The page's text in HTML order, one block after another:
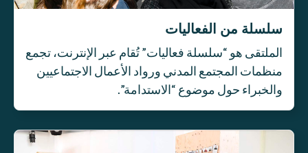
سلسلة من الفعاليات
الملتقى هو “سلسلة فعاليات” تُقام عبر الإنترنت، تجمع
منظمات المجتمع المدني ورواد الأعمال الاجتماعيين
والخبراء حول موضوع “الاستدامة”.